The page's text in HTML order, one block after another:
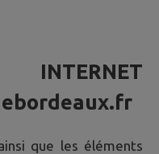
que les éléments